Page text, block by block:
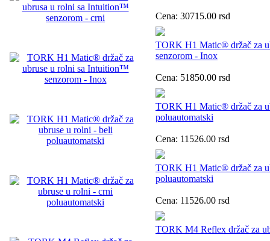
Cena: 30715.00 rsd
TORK H1 Matic® držač za
senzorom - Inox
Cena: 51850.00 rsd
TORK H1 Matic® držač za
poluautomatski
Cena: 11526.00 rsd
TORK H1 Matic® držač za
poluautomatski
Cena: 11526.00 rsd
TORK M4 Reflex držač za